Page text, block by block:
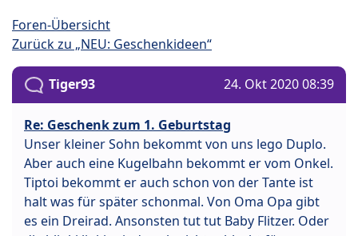
Foren-Übersicht
Zurück zu „NEU: Geschenkideen“
Tiger93 24. Okt 2020 08:39
Re: Geschenk zum 1. Geburtstag
Unser kleiner Sohn bekommt von uns lego Duplo.
Aber auch eine Kugelbahn bekommt er vom Onkel.
Tiptoi bekommt er auch schon von der Tante ist
halt was für später schonmal. Von Oma Opa gibt
es ein Dreirad. Ansonsten tut tut Baby Flitzer. Oder